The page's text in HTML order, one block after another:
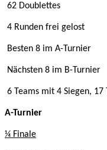
62 Doublettes
4 Runden frei gelost
Besten 8 im A-Turnier
Nächsten 8 im B-Turnier
6 Teams mit 4 Siegen, 17
A-Turnier
¼ Finale